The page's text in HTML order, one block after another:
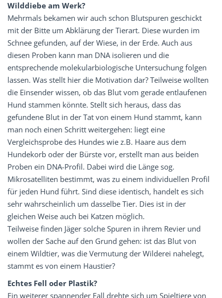
Wilddiebe am Werk?
Mehrmals bekamen wir auch schon Blutspuren geschickt
mit der Bitte um Abklärung der Tierart. Diese wurden im
Schnee gefunden, auf der Wiese, in der Erde. Auch aus
diesen Proben kann man DNA isolieren und die
entsprechende molekularbiologische Untersuchung folgen
lassen. Was stellt hier die Motivation dar? Teilweise wollten
die Einsender wissen, ob das Blut vom gerade entlaufenen
Hund stammen könnte. Stellt sich heraus, dass das
gefundene Blut in der Tat von einem Hund stammt, kann
man noch einen Schritt weitergehen: liegt eine
Vergleichsprobe des Hundes wie z.B. Haare aus dem
Hundekorb oder der Bürste vor, erstellt man aus beiden
Proben ein DNA-Profil. Dabei wird die Länge sog.
Mikrosatelliten bestimmt, was zu einem individuellen Profil
für jeden Hund führt. Sind diese identisch, handelt es sich
sehr wahrscheinlich um dasselbe Tier. Dies ist in der
gleichen Weise auch bei Katzen möglich.
Teilweise finden Jäger solche Spuren in ihrem Revier und
wollen der Sache auf den Grund gehen: ist das Blut von
einem Wildtier, was die Vermutung der Wilderei nahelegt,
stammt es von einem Haustier?
Echtes Fell oder Plastik?
Ein weiterer spannender Fall drehte sich um Spieltiere von